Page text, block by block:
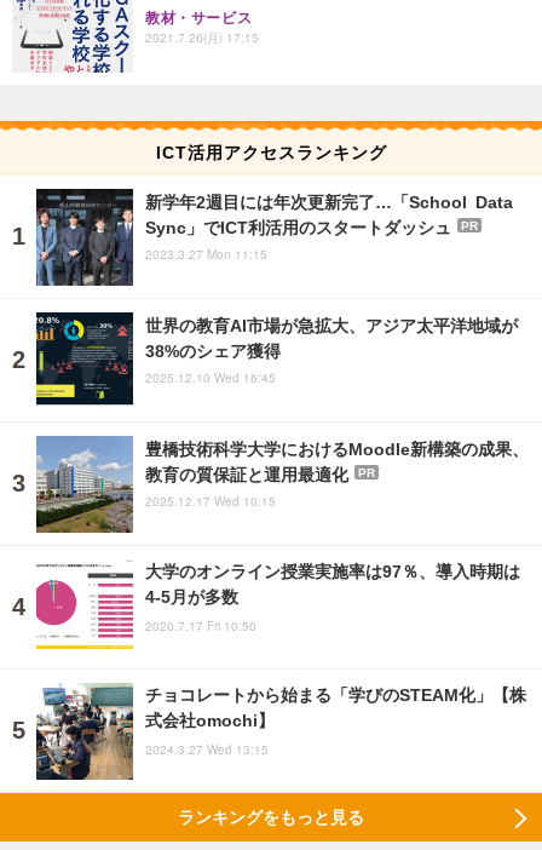
教材・サービス
2021.7.26(月) 17:15
ICT活用アクセスランキング
新学年2週目には年次更新完了…「School Data
Sync」でICT利活用のスタートダッシュ
PR
2023.3.27 Mon 11:15
世界の教育AI市場が急拡大、アジア太平洋地域が
38%のシェア獲得
2025.12.10 Wed 16:45
豊橋技術科学大学におけるMoodle新構築の成果、
教育の質保証と運用最適化
PR
2025.12.17 Wed 10:15
大学のオンライン授業実施率は97％、導入時期は
4-5月が多数
2020.7.17 Fri 10:50
チョコレートから始まる「学びのSTEAM化」【株
式会社omochi】
2024.3.27 Wed 13:15
ランキングをもっと見る